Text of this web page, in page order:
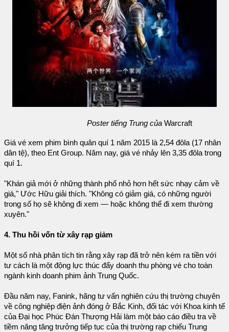
Poster tiếng Trung của Warcraft
Giá vé xem phim bình quân quí 1 năm 2015 là 2,54 đôla (17 nhân
dân tệ), theo Ent Group. Năm nay, giá vé nhảy lên 3,35 đôla trong
quí 1.
"Khán giả mới ở những thành phố nhỏ hơn hết sức nhạy cảm về
giá," Ước Hữu giải thích. "Không có giảm giá, có những người
trong số họ sẽ không đi xem — hoặc không thể đi xem thường
xuyên."
4. Thu hồi vốn từ xây rạp giảm
Một số nhà phân tích tin rằng xây rạp đã trở nên kém ra tiền với
tư cách là một động lực thúc đẩy doanh thu phòng vé cho toàn
ngành kinh doanh phim ảnh Trung Quốc.
Đầu năm nay, Fanink, hãng tư vấn nghiên cứu thị trường chuyên
về công nghiệp điện ảnh đóng ở Bắc Kinh, đối tác với Khoa kinh tế
của Đại học Phúc Đán Thượng Hải làm một báo cáo điều tra về
tiềm năng tăng trưởng tiếp tục của thị trường rạp chiếu Trung